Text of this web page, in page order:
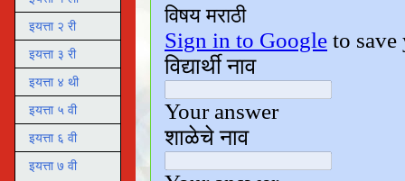
इयत्ता २ री
इयत्ता ३ री
इयत्ता ४ थी
इयत्ता ५ वी
इयत्ता ६ वी
इयत्ता ७ वी